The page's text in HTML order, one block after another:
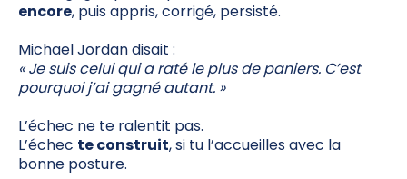
encore, puis appris, corrigé, persisté.
Michael Jordan disait :
« Je suis celui qui a raté le plus de paniers. C’est
pourquoi j’ai gagné autant. »
L’échec ne te ralentit pas.
L’échec te construit, si tu l’accueilles avec la
bonne posture.